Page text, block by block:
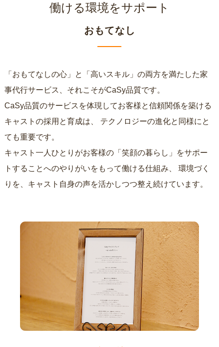
働ける環境をサポート
おもてなし
「おもてなしの心」と「高いスキル」の両方を満たした家
事代行サービス、それこそがCaSy品質です。
CaSy品質のサービスを体現してお客様と信頼関係を築ける
キャストの採用と育成は、
ても重要です。
キャスト一人ひとりがお客様の「笑顔の暮らし」をサポー
トすることへのやりがいをもって働ける仕組み、
りを、キャスト自身の声を活かしつつ整え続けています。